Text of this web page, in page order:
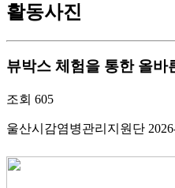
활동사진
뷰박스 체험을 통한 올바
조회 605
울산시감염병관리지원단